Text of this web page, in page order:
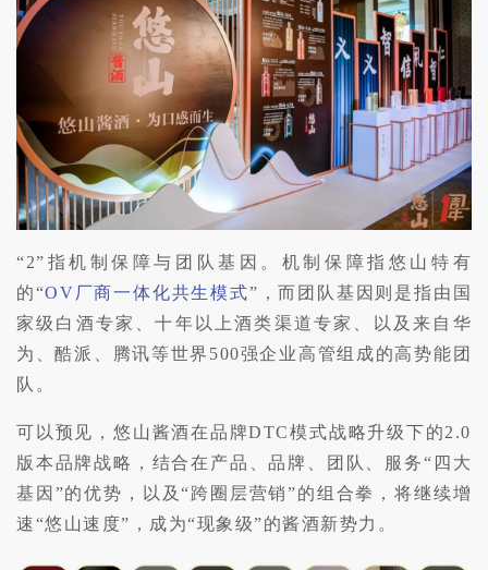
“2”指机制保障与团队基因。 机制保障指悠山特有
的“OV厂商一体化共生模式”，而团队基因则是指由国
家级白酒专家、十年以上酒类渠道专家、以及来自华
为、酷派、腾讯等世界500强企业高管组成的高势能团
队。
可以预见，悠山酱酒在品牌DTC模式战略升级下的2.0
版本品牌战略，结合在产品、品牌、团队、服务“四大
基因”的优势，以及“跨圈层营销”的组合拳，将继续增
速“悠山速度”，成为“现象级”的酱酒新势力。